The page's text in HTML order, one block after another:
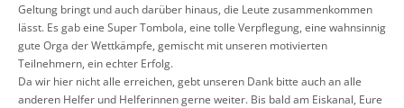
Geltung bringt und auch darüber hinaus, die Leute zusammenkommen
lässt. Es gab eine Super Tombola, eine tolle Verpflegung, eine wahnsinnig
gute Orga der Wettkämpfe, gemischt mit unseren motivierten
Teilnehmern, ein echter Erfolg.
Da wir hier nicht alle erreichen, gebt unseren Dank bitte auch an alle
anderen Helfer und Helferinnen gerne weiter. Bis bald am Eiskanal, Eure